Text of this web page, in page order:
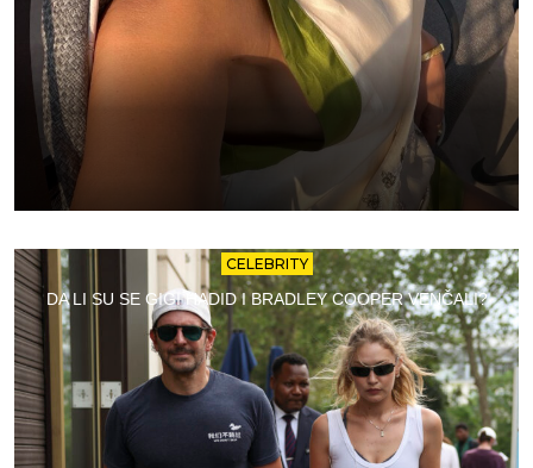
CELEBRITY
DA LI SU SE GIGI HADID I BRADLEY COOPER VENČALI?